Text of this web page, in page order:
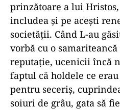
prinzătoare a lui
includea şi pe aceşti
societăţii. Când L-au
vorbă cu o samariteancă
reputaţie, ucenicii încă
faptul că holdele ce erau
pentru seceriş,
soiuri de grâu, gata să